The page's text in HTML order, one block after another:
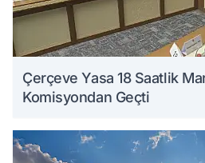
Çerçeve Yasa 18 Saatlik
Komisyondan Geçti